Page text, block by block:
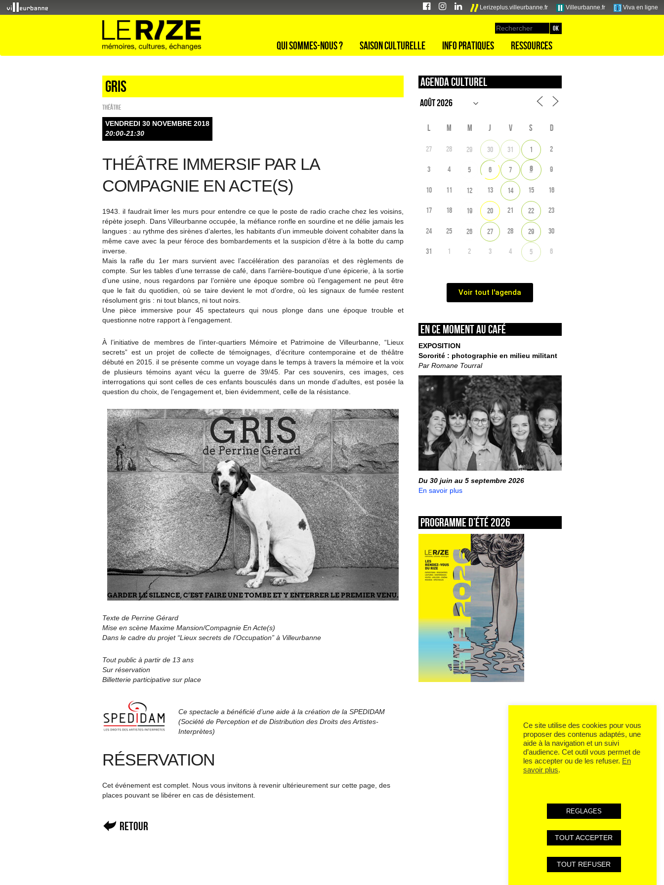
Lerizeplus.villeurbanne.fr Villeurbanne.fr Viva en ligne
Qui sommes-nous ? Saison culturelle Info pratiques Ressources
Gris
Théâtre
VENDREDI 30 NOVEMBRE 2018
20:00-21:30
THÉÂTRE IMMERSIF PAR LA
COMPAGNIE EN ACTE(S)
1943. il faudrait limer les murs pour entendre ce que le poste de radio crache chez les voisins,
répète joseph. Dans Villeurbanne occupée, la méfiance ronfle en sourdine et ne délie jamais les
langues : au rythme des sirènes d’alertes, les habitants d’un immeuble doivent cohabiter dans la
même cave avec la peur féroce des bombardements et la suspicion d’être à la botte du camp
inverse.
Mais la rafle du 1er mars survient avec l’accélération des paranoïas et des règlements de
compte. Sur les tables d’une terrasse de café, dans l’arrière-boutique d’une épicerie, à la sortie
d’une usine, nous regardons par l’ornière une époque sombre où l’engagement ne peut être
que le fait du quotidien, où se taire devient le mot d’ordre, où les signaux de fumée restent
résolument gris : ni tout blancs, ni tout noirs.
Une pièce immersive pour 45 spectateurs qui nous plonge dans une époque trouble et
questionne notre rapport à l’engagement.
À l’initiative de membres de l’inter-quartiers Mémoire et Patrimoine de Villeurbanne, “Lieux
secrets” est un projet de collecte de témoignages, d’écriture contemporaine et de théâtre
débuté en 2015. il se présente comme un voyage dans le temps à travers la mémoire et la voix
de plusieurs témoins ayant vécu la guerre de 39/45. Par ces souvenirs, ces images, ces
interrogations qui sont celles de ces enfants bousculés dans un monde d’adultes, est posée la
question du choix, de l’engagement et, bien évidemment, celle de la résistance.
Texte de Perrine Gérard
Mise en scène Maxime Mansion/Compagnie En Acte(s)
Dans le cadre du projet “Lieux secrets de l’Occupation” à Villeurbanne
Tout public à partir de 13 ans
Sur réservation
Billetterie participative sur place
Ce spectacle a bénéficié d’une aide à la création de la SPEDIDAM
(Société de Perception et de Distribution des Droits des Artistes-
Interprètes)
RÉSERVATION
Cet événement est complet. Nous vous invitons à revenir ultérieurement sur cette page, des
places pouvant se libérer en cas de désistement.
Retour
Agenda culturel
L M M J V S D
27 28 29 30 31 1 2
3 4 5 6 7 8 9
10 11 12 13 14 15 16
17 18 19 20 21 22 23
24 25 26 27 28 29 30
31 1 2 3 4 5 6
Voir tout l'agenda
En ce moment au café
EXPOSITION
Sororité : photographie en milieu militant
Par Romane Tourral
Du 30 juin au 5 septembre 2026
En savoir plus
Programme d’été 2026
Ce site utilise des cookies pour vous
proposer des contenus adaptés, une
aide à la navigation et un suivi
d’audience. Cet outil vous permet de
les accepter ou de les refuser. En
savoir plus.
REGLAGES
TOUT ACCEPTER
TOUT REFUSER